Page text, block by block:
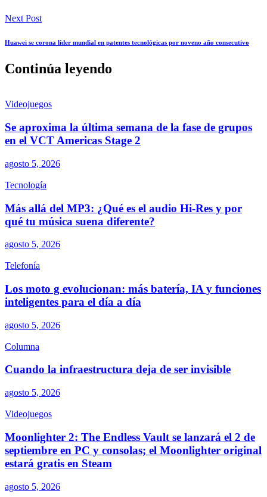
Next Post
Huawei se corona líder mundial en patentes tecnológicas por noveno año consecutivo
Continúa leyendo
Videojuegos
Se aproxima la última semana de la fase de grupos
en el VCT Americas Stage 2
agosto 5, 2026
Tecnología
Más allá del MP3: ¿Qué es el audio Hi-Res y por
qué tu música suena diferente?
agosto 5, 2026
Telefonía
Los moto g evolucionan: más batería, IA y funciones
inteligentes para el día a día
agosto 5, 2026
Columna
Cuando la infraestructura deja de ser invisible
agosto 5, 2026
Videojuegos
Moonlighter 2: The Endless Vault se lanzará el 2 de
septiembre en PC y consolas; el Moonlighter original
estará gratis en Steam
agosto 5, 2026